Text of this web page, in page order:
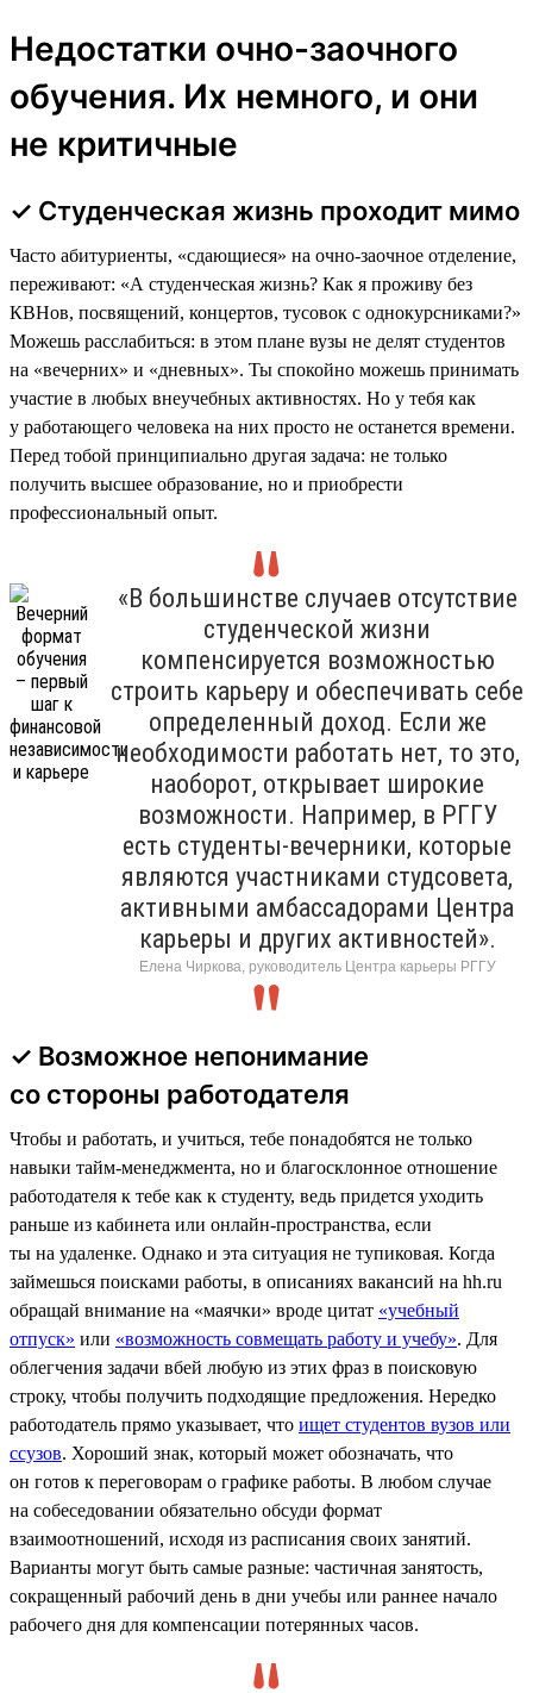
Недостатки очно-заочного
обучения. Их немного, и они
не критичные
✓ Студенческая жизнь проходит мимо
Часто абитуриенты, «сдающиеся» на очно-заочное отделение,
переживают: «А студенческая жизнь? Как я проживу без
КВНов, посвящений, концертов, тусовок с однокурсниками?»
Можешь расслабиться: в этом плане вузы не делят студентов
на «вечерних» и «дневных». Ты спокойно можешь принимать
участие в любых внеучебных активностях. Но у тебя как
у работающего человека на них просто не останется времени.
Перед тобой принципиально другая задача: не только
получить высшее образование, но и приобрести
профессиональный опыт.
«В большинстве случаев отсутствие
студенческой жизни
компенсируется возможностью
строить карьеру и обеспечивать себе
определенный доход. Если же
необходимости работать нет, то это,
наоборот, открывает широкие
возможности. Например, в РГГУ
есть студенты-вечерники, которые
являются участниками студсовета,
активными амбассадорами Центра
карьеры и других активностей».
Елена Чиркова, руководитель Центра карьеры РГГУ
✓ Возможное непонимание
со стороны работодателя
Чтобы и работать, и учиться, тебе понадобятся не только
навыки тайм-менеджмента, но и благосклонное отношение
работодателя к тебе как к студенту, ведь придется уходить
раньше из кабинета или онлайн-пространства, если
ты на удаленке. Однако и эта ситуация не тупиковая. Когда
займешься поисками работы, в описаниях вакансий на hh.ru
обращай внимание на «маячки» вроде цитат «учебный
отпуск» или «возможность совмещать работу и учебу». Для
облегчения задачи вбей любую из этих фраз в поисковую
строку, чтобы получить подходящие предложения. Нередко
работодатель прямо указывает, что ищет студентов вузов или
ссузов. Хороший знак, который может обозначать, что
он готов к переговорам о графике работы. В любом случае
на собеседовании обязательно обсуди формат
взаимоотношений, исходя из расписания своих занятий.
Варианты могут быть самые разные: частичная занятость,
сокращенный рабочий день в дни учебы или раннее начало
рабочего дня для компенсации потерянных часов.